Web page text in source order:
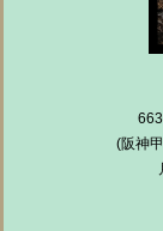
(阪神